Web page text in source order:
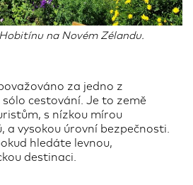
na Novém Zélandu.
za jedno z
cestování. Je to země
s nízkou mírou
a vysokou úrovní bezpečnosti.
hledáte levnou,
destinaci.